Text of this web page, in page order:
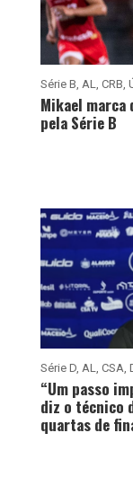
Série B, AL, CRB,
Mikael marca
pela Série B
Série D, AL, CSA,
“Um passo
diz o técnico
quartas de